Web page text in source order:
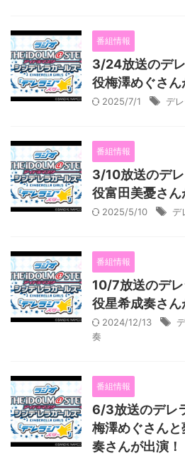
番組情報
3/24放送のデ
役梅澤めぐさん
2025/7/1 デ
番組情報
3/10放送のデ
役富田美憂さん
2025/5/10 デ
番組情報
10/7放送のデ
役星希成奏さん
2024/12/13
奏
番組情報
6/3放送のデレ
梅澤めぐさん
奏さんが出演！